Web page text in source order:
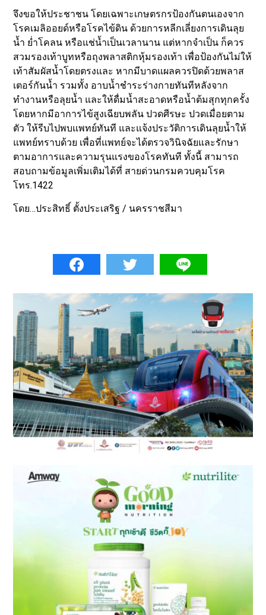
จึงขอให้ประชาชน โดยเฉพาะเกษตรกรป้องกันตนเองจาก
โรคเมลิออยด์หรือโรคไข้ดิน ด้วยการหลีกเลี่ยงการเดินลุย
น้ำ ย่ำโคลน หรือแช่น้ำเป็นเวลานาน แต่หากจำเป็น ก็ควร
สวมรองเท้าบูทหรือถุงพลาสติกหุ้มรองเท้า เพื่อป้องกันไม่ให้
เท้าสัมผัสน้ำโดยตรงและ หากมีบาดแผลควรปิดด้วยพลาส
เตอร์กันน้ำ รวมทั้ง อาบน้ำชำระร่างกายทันทีหลังจาก
ทำงานหรือลุยน้ำ และให้ดื่มน้ำสะอาดหรือน้ำต้มสุกทุกครั้ง
โดยหากมีอาการไข้สูงเฉียบพลัน ปวดศีรษะ ปวดเมื่อยตาม
ตัว ให้รีบไปพบแพทย์ทันที และแจ้งประวัติการเดินลุยน้ำให้
แพทย์ทราบด้วย เพื่อที่แพทย์จะได้ตรวจวินิจฉัยและรักษา
ตามอาการและความรุนแรงของโรคทันที ทั้งนี้ สามารถ
สอบถามข้อมูลเพิ่มเติมได้ที่ สายด่วนกรมควบคุมโรค
โทร.1422
โดย…ประสิทธิ์ ตั้งประเสริฐ / นครราชสีมา